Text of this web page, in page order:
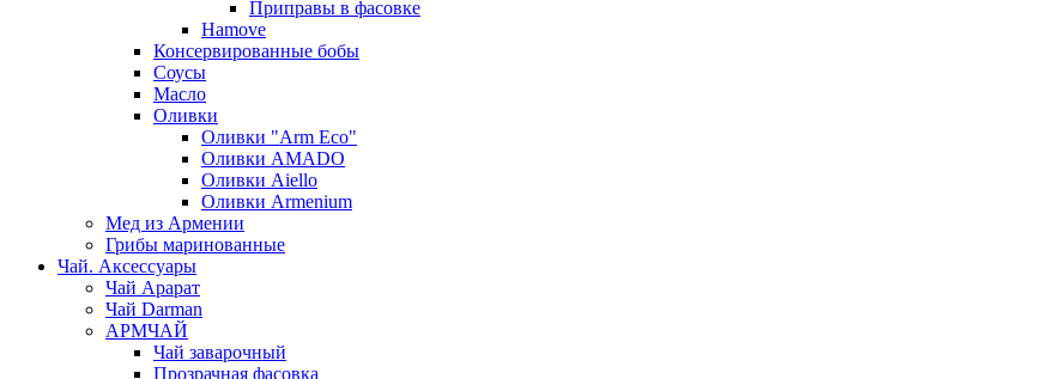
Приправы в фасовке
Hamove
Консервированные бобы
Соусы
Масло
Оливки
Оливки "Arm Eco"
Оливки AMADO
Оливки Aiello
Оливки Armenium
Мед из Армении
Грибы маринованные
Чай. Аксессуары
Чай Арарат
Чай Darman
АРМЧАЙ
Чай заварочный
Прозрачная фасовка